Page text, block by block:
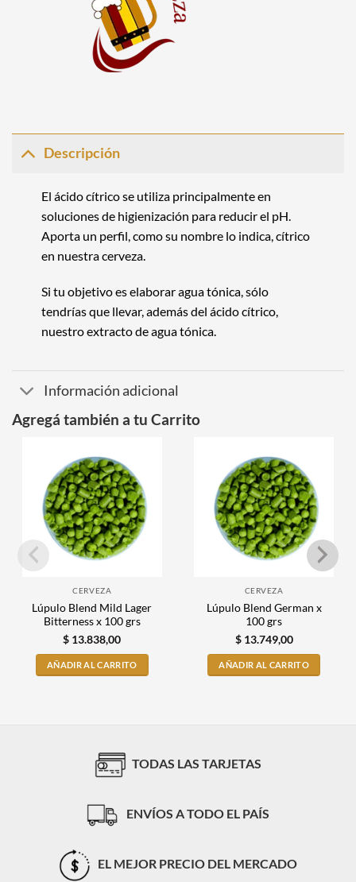
Descripción
El ácido cítrico se utiliza principalmente en
soluciones de higienización para reducir el pH.
Aporta un perfil, como su nombre lo indica, cítrico
en nuestra cerveza.
Si tu objetivo es elaborar agua tónica, sólo
tendrías que llevar, además del ácido cítrico,
nuestroextracto de agua tónica.
Información adicional
Agregá también a tu Carrito
CERVEZA
Lúpulo Blend Mild Lager
Bitterness x 100 grs
$ 13.838,00
AÑADIR AL CARRITO
CERVEZA
Lúpulo Blend German x
100 grs
$13.749,00
AÑADIR AL CARRITO
TODAS LAS TARJETAS
ENVÍOS A TODO EL PAÍS
EL MEJOR PRECIO DEL MERCADO